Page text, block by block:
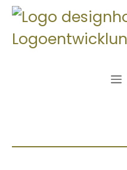
Zum
Inhalt
springen